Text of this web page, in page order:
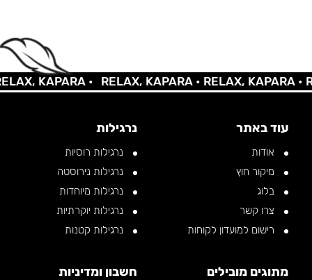
KAPARA • RELAX, KAPARA •RELAX, KAPARA •
עוד באתר
אודות
מיקור חוץ
בלוג
צרו קשר
רישום למועדון לקוחות
נרגילות
נרגילות רוסיות
נרגילות נירוסטה
נרגילות מיוחדות
נרגילות יוקרתיות
נרגילות קטנות
מתוגים מובילים חשבון ומדיניות